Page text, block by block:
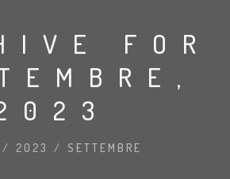
FOR
/ 2023 / SETTEMBRE